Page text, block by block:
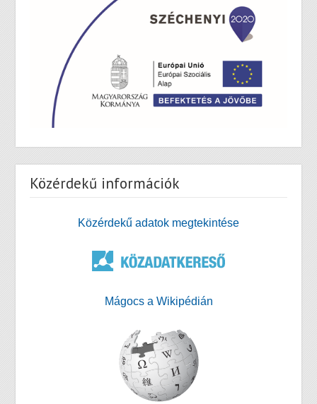
Közérdekű információk
Közérdekű adatok megtekintése
Mágocs a Wikipédián